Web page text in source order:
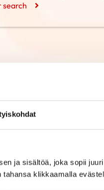
ja sisältöä, joka sopii
klikkaamalla
search